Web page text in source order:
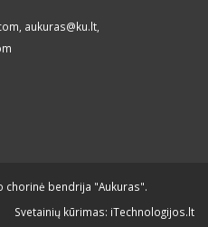
aukuras@ku.lt,
bendrija "Aukuras".
Svetainių kūrimas: iTechnologijos.lt